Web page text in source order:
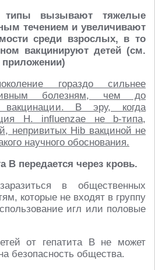
типы вызывают тяжелые
течением и увеличивают
среди взрослых, в то
вакцинируют детей (см.
гораздо сильнее
болезням, чем до
В эру, когда
H. influenzae не b-типа,
непривитых Hib вакциной не
научного обоснования.
В передается через кровь.
в общественных
которые не входят в группу
игл или половые
от гепатита В не может
безопасность общества.